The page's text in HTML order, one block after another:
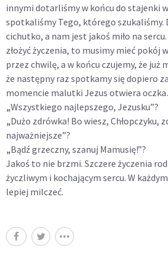
innymi dotarliśmy w końcu do stajenki
spotkaliśmy Tego, którego szukaliśmy.
cichutko, a nam jest jakoś miło na
złożyć życzenia, to musimy mieć pokój
przez chwilę, a w końcu czujemy, że już
że następny raz spotkamy się dopiero
momencie malutki Jezus otwiera
„Wszystkiego najlepszego, Jezusku”?
„Dużo zdrówka! Bo wiesz, Chłopczyku,
najważniejsze”?
„Bądź grzeczny, szanuj Mamusię!”?
Jakoś to nie brzmi. Szczere życzenia
życzliwym i kochającym sercu. W
lepiej milczeć.